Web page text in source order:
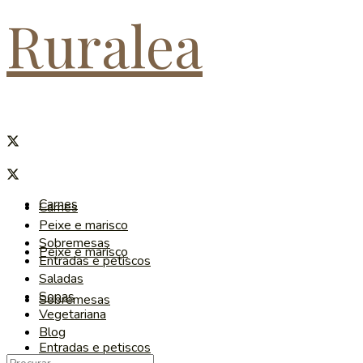
Ruralea
Carnes
Peixe e marisco
Sobremesas
Entradas e petiscos
Carnes
Peixe e marisco
Sobremesas
Entradas e petiscos
Saladas
Sopas
Vegetariana
Blog